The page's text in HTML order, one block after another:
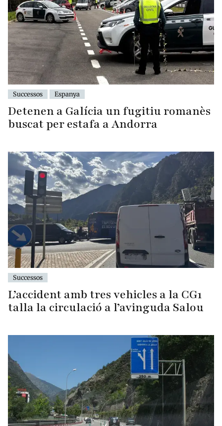
Successos Espanya
Detenen a Galícia un fugitiu romanès
buscat per estafa a Andorra
Successos
L’accident amb tres vehicles a la CG1
talla la circulació a l’avinguda Salou